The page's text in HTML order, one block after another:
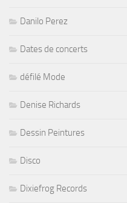
Danilo Perez
Dates de concerts
défilé Mode
Denise Richards
Dessin Peintures
Disco
Dixiefrog Records